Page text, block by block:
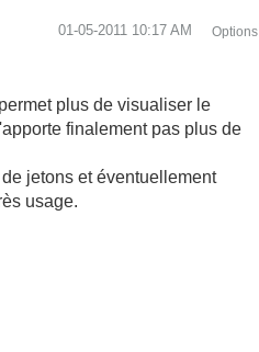
‎01-05-2011 10:17 AM Options
plus de visualiser le
finalement pas plus de
jetons et éventuellement
usage.